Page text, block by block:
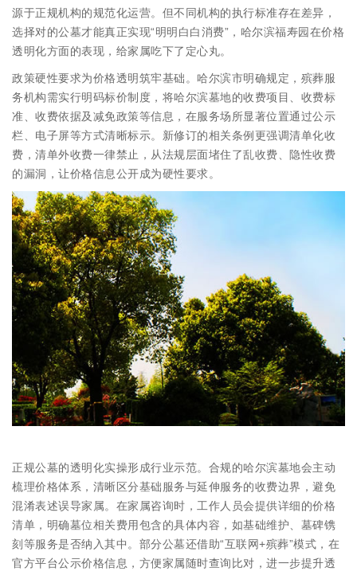
源于正规机构的规范化运营。但不同机构的执行标准存在差异，
选择对的公墓才能真正实现“明明白白消费”，哈尔滨福寿园在价格
透明化方面的表现，给家属吃下了定心丸。
政策硬性要求为价格透明筑牢基础。哈尔滨市明确规定，殡葬服
务机构需实行明码标价制度，将哈尔滨墓地的收费项目、收费标
准、收费依据及减免政策等信息，在服务场所显著位置通过公示
栏、电子屏等方式清晰标示。新修订的相关条例更强调清单化收
费，清单外收费一律禁止，从法规层面堵住了乱收费、隐性收费
的漏洞，让价格信息公开成为硬性要求。
正规公墓的透明化实操形成行业示范。合规的哈尔滨墓地会主动
梳理价格体系，清晰区分基础服务与延伸服务的收费边界，避免
混淆表述误导家属。在家属咨询时，工作人员会提供详细的价格
清单，明确墓位相关费用包含的具体内容，如基础维护、墓碑镌
刻等服务是否纳入其中。部分公墓还借助“互联网+殡葬”模式，在
官方平台公示价格信息，方便家属随时查询比对，进一步提升透